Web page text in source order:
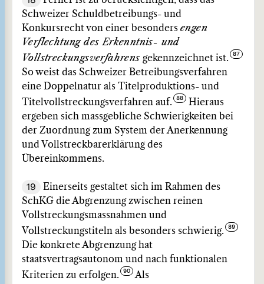
Schweizer Schuldbetreibungs- und
Konkursrecht von einer besonders engen
Verflechtung des Erkenntnis- und
Vollstreckungsverfahrens gekennzeichnet ist.
So weist das Schweizer Betreibungsverfahren
eine Doppelnatur als Titelproduktions- und
Titelvollstreckungsverfahren auf.
Hieraus
ergeben sich massgebliche Schwierigkeiten bei
der Zuordnung zum System der Anerkennung
und Vollstreckbarerklärung des
Übereinkommens.
19
Einerseits gestaltet sich im Rahmen des
SchKG die Abgrenzung zwischen reinen
Vollstreckungsmassnahmen und
Vollstreckungstiteln als besonders schwierig.
Die konkrete Abgrenzung hat
staatsvertragsautonom und nach funktionalen
Kriterien zu erfolgen.
Als